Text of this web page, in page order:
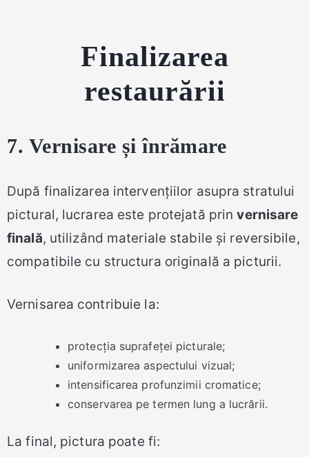
Finalizarea
restaurării
7. Vernisare și înrămare
După finalizarea intervențiilor asupra stratului
pictural, lucrarea este protejată prinvernisare
finală, utilizând materiale stabile și reversibile,
compatibile cu structura originală a picturii.
Vernisarea contribuie la:
protecția suprafeței picturale;
uniformizarea aspectului vizual;
intensificarea profunzimii cromatice;
conservarea pe termen lung a lucrării.
La final, pictura poate fi: